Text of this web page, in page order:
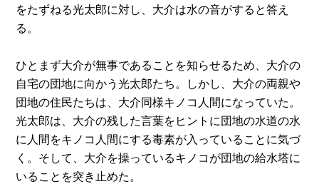
をたずねる光太郎に対し、大介は水の音がすると答え
る。
ひとまず大介が無事であることを知らせるため、大介の
自宅の団地に向かう光太郎たち。しかし、大介の両親や
団地の住民たちは、大介同様キノコ人間になっていた。
光太郎は、大介の残した言葉をヒントに団地の水道の水
に人間をキノコ人間にする毒素が入っていることに気づ
く。そして、大介を操っているキノコが団地の給水塔に
いることを突き止めた。